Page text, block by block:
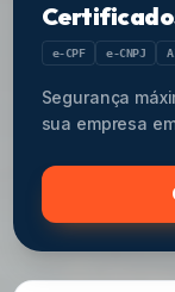
e-CPF e-CNPJ
Segurança
sua empresa